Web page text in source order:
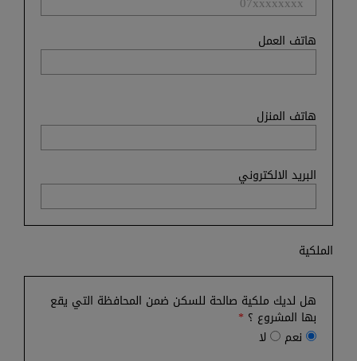
هاتف العمل
هاتف المنزل
البريد الالكتروني
الملكية
هل لديك ملكية صالحة للسكن ضمن المحافظة التي يقع
بها المشروع ؟ *
نعم
لا